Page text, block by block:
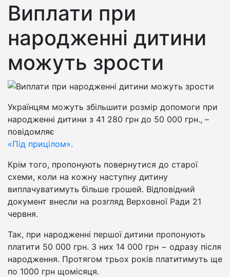
Виплати при
народженні дитини
можуть зрости
Українцям можуть збільшити розмір допомоги при
народженні дитини з 41 280 грн до 50 000 грн., –
повідомляє
«Під прицілом».
Крім того, пропонують повернутися до старої
схеми, коли на кожну наступну дитину
виплачуватимуть більше грошей. Відповідний
документ внесли на розгляд Верховної Ради 21
червня.
Так, при народженні першої дитини пропонують
платити 50 000 грн. З них 14 000 грн − одразу після
народження. Протягом трьох років платитимуть ще
по 1000 грн щомісяця.